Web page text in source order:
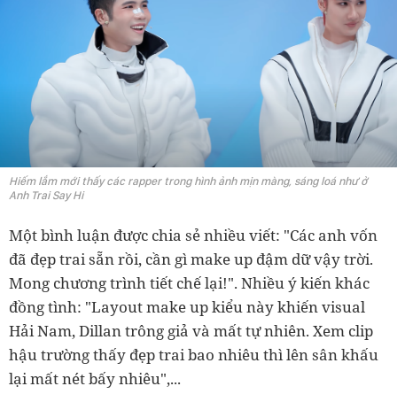
Hiếm lắm mới thấy các rapper trong hình ảnh mịn màng, sáng loá như ở
Anh Trai Say Hi
Một bình luận được chia sẻ nhiều viết: "Các anh vốn
đã đẹp trai sẵn rồi, cần gì make up đậm dữ vậy trời.
Mong chương trình tiết chế lại!". Nhiều ý kiến khác
đồng tình: "Layout make up kiểu này khiến visual
Hải Nam, Dillan trông giả và mất tự nhiên. Xem clip
hậu trường thấy đẹp trai bao nhiêu thì lên sân khấu
lại mất nét bấy nhiêu",...